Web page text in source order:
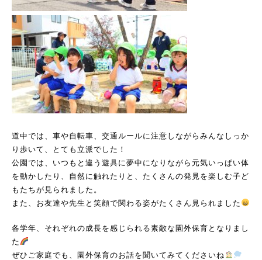
道中では、車や自転車、交通ルールに注意しながらみんなしっか
り歩いて、とても立派でした！
公園では、いつもと違う遊具に夢中になりながら元気いっぱい体
を動かしたり、自然に触れたりと、たくさんの発見を楽しむ子ど
もたちが見られました。
また、お友達や先生と笑顔で関わる姿がたくさん見られました
各学年、それぞれの成長を感じられる素敵な園外保育となりまし
た
ぜひご家庭でも、園外保育のお話を聞いてみてくださいね